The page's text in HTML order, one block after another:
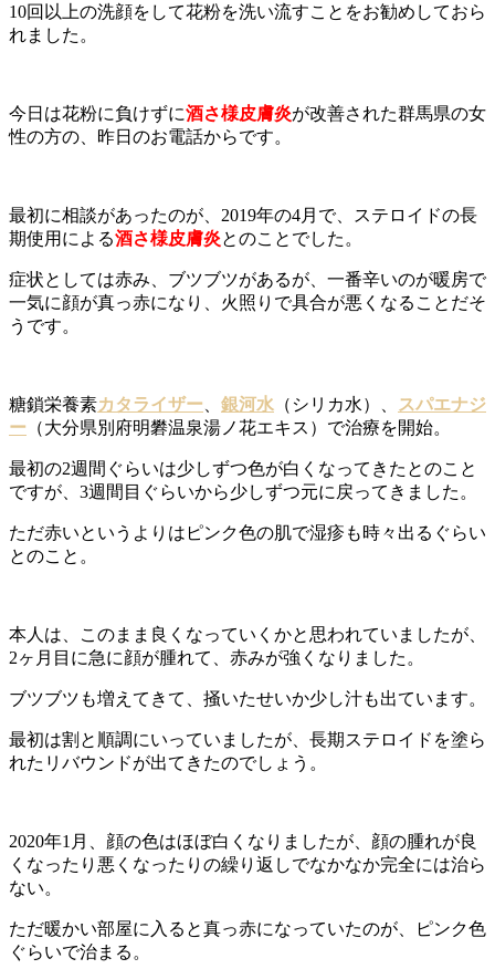
10回以上の洗顔をして花粉を洗い流すことをお勧めしておら
れました。
今日は花粉に負けずに酒さ様皮膚炎が改善された群馬県の女
性の方の、昨日のお電話からです。
最初に相談があったのが、2019年の4月で、ステロイドの長
期使用による酒さ様皮膚炎とのことでした。
症状としては赤み、ブツブツがあるが、一番辛いのが暖房で
一気に顔が真っ赤になり、火照りで具合が悪くなることだそ
うです。
糖鎖栄養素カタライザー 銀河水 （シリカ水）、
スパエナジ
ー （大分県別府明礬温泉湯ノ花エキス）で治療を開始。
最初の2週間ぐらいは少しずつ色が白くなってきたとのこと
ですが、3週間目ぐらいから少しずつ元に戻ってきました。
ただ赤いというよりはピンク色の肌で湿疹も時々出るぐらい
とのこと。
本人は、このまま良くなっていくかと思われていましたが、
2ヶ月目に急に顔が腫れて、赤みが強くなりました。
ブツブツも増えてきて、掻いたせいか少し汁も出ています。
最初は割と順調にいっていましたが、長期ステロイドを塗ら
れたリバウンドが出てきたのでしょう。
2020年1月、顔の色はほぼ白くなりましたが、顔の腫れが良
くなったり悪くなったりの繰り返しでなかなか完全には治ら
ない。
ただ暖かい部屋に入ると真っ赤になっていたのが、ピンク色
ぐらいで治まる。